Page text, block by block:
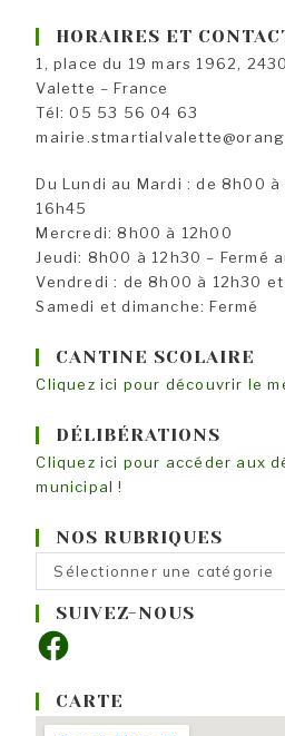
HORAIRES ET
1, place du 19 mars 1962,
Valette – France
Tél: 05 53 56 04 63
Du Lundi au Mardi : de 8h00
16h45
Mercredi: 8h00 à 12h00
Jeudi: 8h00 à 12h30 – Fermé
Vendredi : de 8h00 à 12h30
Samedi et dimanche: Fermé
CANTINE SCOLAIRE
Cliquez ici pour découvrir le
DÉLIBÉRATIONS
Cliquez ici pour accéder aux
municipal !
NOS RUBRIQUES
Nos
rubriques
Sélectionner une catégorie
SUIVEZ-NOUS
Facebook
CARTE